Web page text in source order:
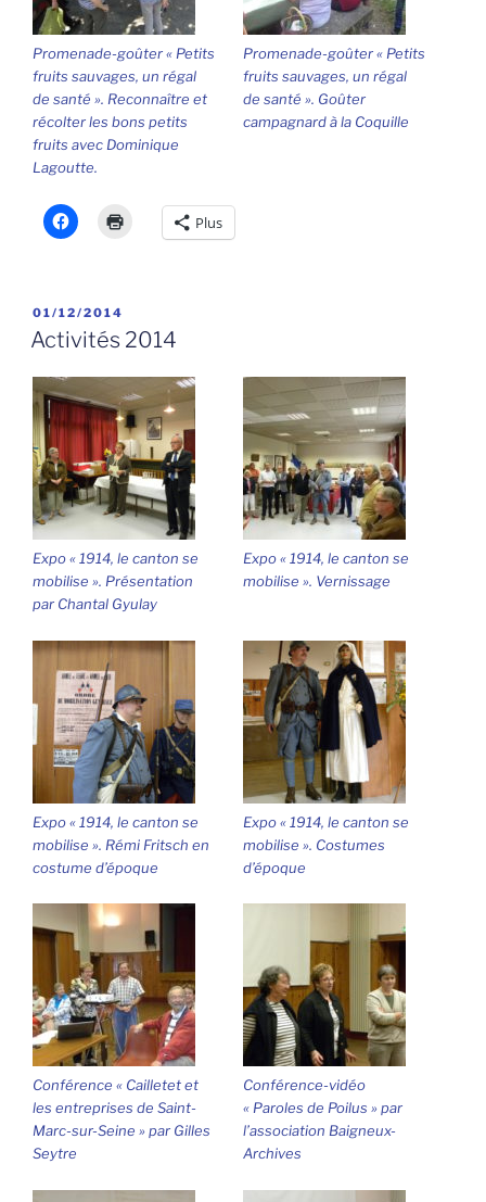
Promenade-goûter « Petits
fruits sauvages, un régal
de santé ». Reconnaître et
récolter les bons petits
fruits avec Dominique
Lagoutte.
Promenade-goûter « Petits
fruits sauvages, un régal
de santé ». Goûter
campagnard à la Coquille
Plus
PUBLIÉ
LE
01/12/2014
Activités 2014
Expo « 1914, le canton se
mobilise ». Présentation
par Chantal Gyulay
Expo « 1914, le canton se
mobilise ». Vernissage
Expo « 1914, le canton se
mobilise ». Rémi Fritsch en
costume d’époque
Expo « 1914, le canton se
mobilise ». Costumes
d’époque
Conférence « Cailletet et
les entreprises de Saint-
Marc-sur-Seine » par Gilles
Seytre
Conférence-vidéo
« Paroles de Poilus » par
l’association Baigneux-
Archives